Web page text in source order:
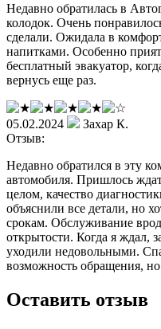
Недавно обратилась в
колодок. Очень
сделали. Ожидала в
напитками. Особенно
бесплатный эвакуатор,
вернусь еще раз.
05.02.2024
Захар К.
Отзыв:
Недавно обратился в эту
автомобиля. Пришлось
целом, качество
объяснили все детали, но
срокам. Обслуживание
открытости. Когда я ждал,
уходили недовольными.
возможность обращения, но
Оставить отзыв